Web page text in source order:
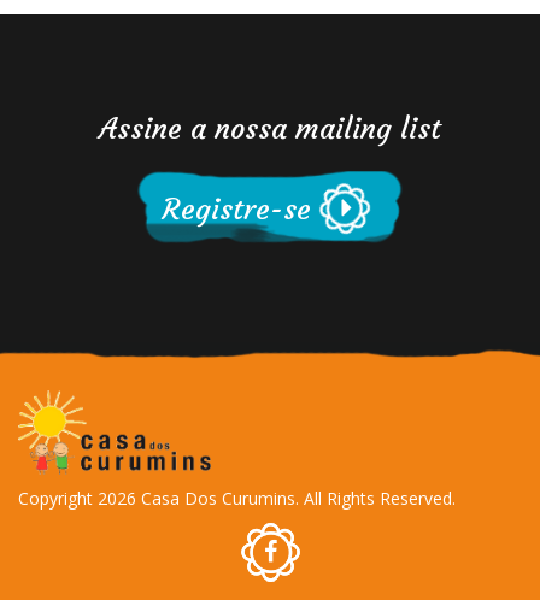
Assine a nossa mailing list
Registre-se
Copyright 2026 Casa Dos Curumins. All Rights Reserved.